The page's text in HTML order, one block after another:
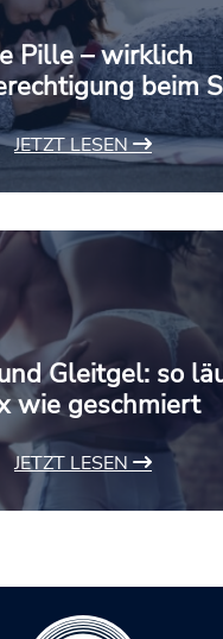
Pille – wirklich
beim
JETZT LESEN
Gleitgel: so
wie geschmiert
JETZT LESEN